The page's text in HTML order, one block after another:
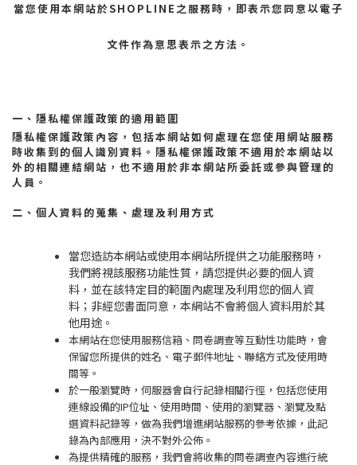
當您使用本網站於SHOPLINE之服務時，即表示您同意以電子
文件作為意思表示之方法。
一、隱私權保護政策的適用範圍
隱私權保護政策內容，包括本網站如何處理在您使用網站服務
時收集到的個人識別資料。隱私權保護政策不適用於本網站以
外的相關連結網站，也不適用於非本網站所委託或參與管理的
人員。
二、個人資料的蒐集、處理及利用方式
當您造訪本網站或使用本網站所提供之功能服務時，
我們將視該服務功能性質，請您提供必要的個人資
料，並在該特定目的範圍內處理及利用您的個人資
料；非經您書面同意，本網站不會將個人資料用於其
他用途。
本網站在您使用服務信箱、問卷調查等互動性功能時，會
保留您所提供的姓名、電子郵件地址、聯絡方式及使用時
間等。
於一般瀏覽時，伺服器會自行記錄相關行徑，包括您使用
連線設備的IP位址、使用時間、使用的瀏覽器、瀏覽及點
選資料記錄等，做為我們增進網站服務的參考依據，此記
錄為內部應用，決不對外公佈。
為提供精確的服務，我們會將收集的問卷調查內容進行統